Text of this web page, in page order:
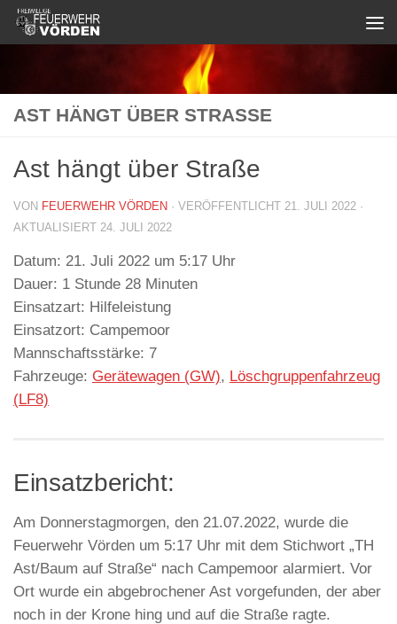
Zum Inhalt springen
AST HÄNGT ÜBER STRASSE
Ast hängt über Straße
VON FEUERWEHR VÖRDEN · VERÖFFENTLICHT 21. JULI 2022 ·
AKTUALISIERT 24. JULI 2022
Datum: 21. Juli 2022 um 5:17 Uhr
Dauer: 1 Stunde 28 Minuten
Einsatzart: Hilfeleistung
Einsatzort: Campemoor
Mannschaftsstärke: 7
Fahrzeuge: Gerätewagen (GW), Löschgruppenfahrzeug
(LF8)
Einsatzbericht:
Am Donnerstagmorgen, den 21.07.2022, wurde die
Feuerwehr Vörden um 5:17 Uhr mit dem Stichwort „TH
Ast/Baum auf Straße“ nach Campemoor alarmiert. Vor
Ort wurde ein abgebrochener Ast vorgefunden, der aber
noch in der Krone hing und auf die Straße ragte.